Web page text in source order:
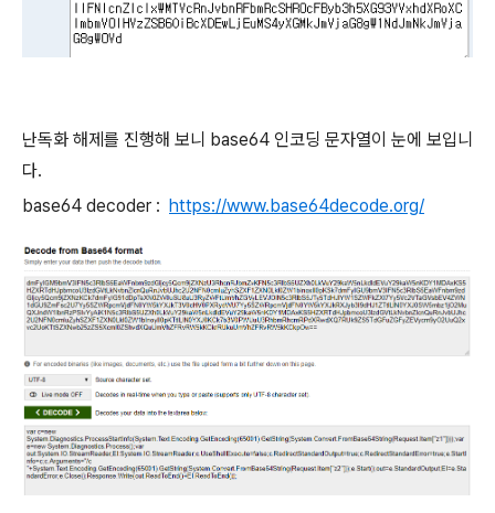
난독화 해제를 진행해 보니 base64 인코딩 문자열이 눈에 보입니
다.
base64 decoder : https://www.base64decode.org/